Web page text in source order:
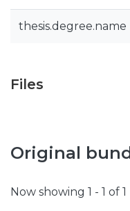
thesis.degree.name
Files
Original
Now showing 1 - 1 of 1